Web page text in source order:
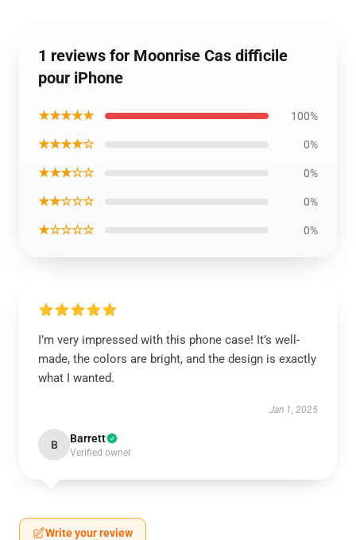
1 reviews for Moonrise Cas difficile
pour iPhone
★★★★★ 100%
★★★★☆ 0%
★★★☆☆ 0%
★★☆☆☆ 0%
★☆☆☆☆ 0%
I’m very impressed with this phone case! It’s well-
made, the colors are bright, and the design is exactly
what I wanted.
Jan 1, 2025
B Barrett
Verified owner
Write your review